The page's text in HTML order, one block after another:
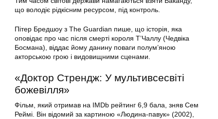
що володіє рідкісним ресурсом, під контроль.
Пітер Бредшоу з The Guardian пише, що історія, яка
оповідає про час після смерті короля Т’Чаллу (Чедвіка
Босмана), віддає йому данину поваги полум’яною
акторською грою і видовищними сценами.
«Доктор Стрендж: У мультивсесвіті
божевілля»
Фільм, який отримав на IMDb рейтинг 6,9 бала, зняв Сем
Реймі. Він відомий за картиною «Людина-павук» (2002),